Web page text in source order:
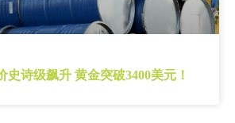
史诗级飙升 黄金突破3400美元！